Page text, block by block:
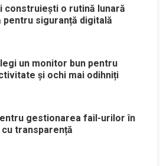
construiești o rutină lunară
pentru siguranță digitală
un monitor bun pentru
și ochi mai odihniți
gestionarea fail-urilor în
transparență